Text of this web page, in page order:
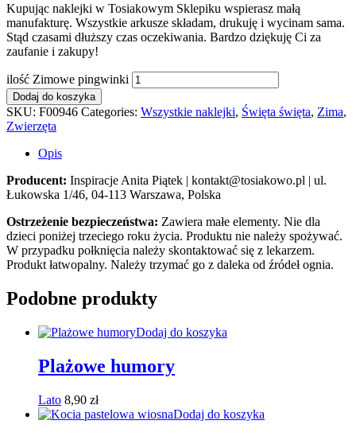
Kupując naklejki w Tosiakowym Sklepiku wspierasz małą
manufakturę. Wszystkie arkusze składam, drukuję i wycinam sama.
Stąd czasami dłuższy czas oczekiwania. Bardzo dziękuję Ci za
zaufanie i zakupy!
ilość Zimowe pingwinki
Dodaj do koszyka
SKU: F00946 Categories: Wszystkie naklejki, Święta święta, Zima,
Zwierzęta
Opis
Producent: Inspiracje Anita Piątek | kontakt@tosiakowo.pl | ul.
Łukowska 1/46, 04-113 Warszawa, Polska
Ostrzeżenie bezpieczeństwa: Zawiera małe elementy. Nie dla
dzieci poniżej trzeciego roku życia. Produktu nie należy spożywać.
W przypadku połknięcia należy skontaktować się z lekarzem.
Produkt łatwopalny. Należy trzymać go z daleka od źródeł ognia.
Podobne produkty
Dodaj do koszyka
Plażowe humory
Lato 8,90 zł
Dodaj do koszyka